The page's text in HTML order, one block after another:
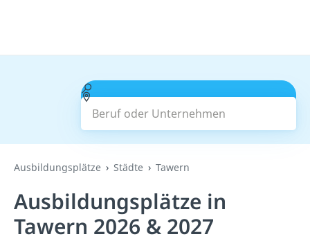
Beruf oder Unternehmen
Suchen
Ausbildungsplätze Städte Tawern
Ausbildungsplätze in
Tawern 2026 & 2027